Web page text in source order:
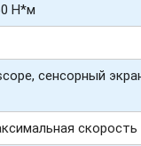
Н*м
сенсорный
скорость